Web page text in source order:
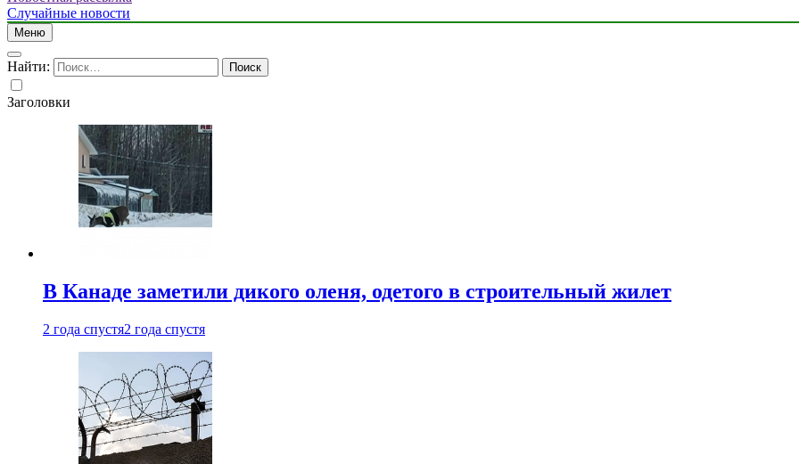
Случайные новости
Меню
Найти:
Заголовки
В Канаде заметили дикого оленя, одетого в строительный жилет
2 года спустя2 года спустя